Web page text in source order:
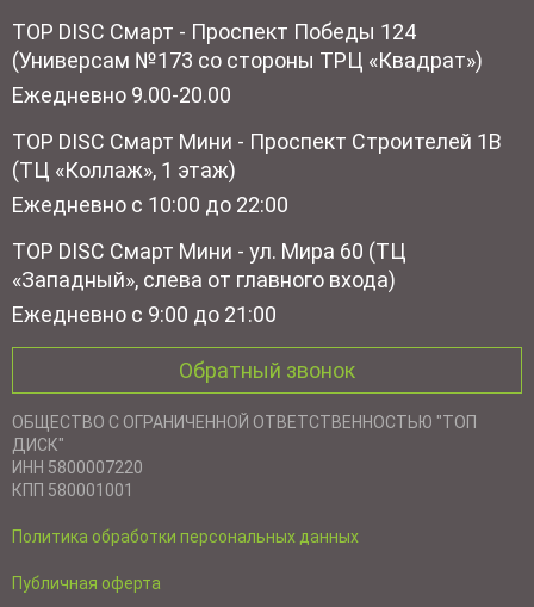
TOP DISC Смарт - Проспект Победы 124
(Универсам №173 со стороны ТРЦ «Квадрат»)
Ежедневно 9.00-20.00
TOP DISC Смарт Мини - Проспект Строителей 1В
(ТЦ «Коллаж», 1 этаж)
Ежедневно с 10:00 до 22:00
TOP DISC Смарт Мини - ул. Мира 60 (ТЦ
«Западный», слева от главного входа)
Ежедневно с 9:00 до 21:00
Обратный звонок
ОБЩЕСТВО С ОГРАНИЧЕННОЙ ОТВЕТСТВЕННОСТЬЮ "ТОП
ДИСК"
ИНН 5800007220
КПП 580001001
Политика обработки персональных данных
Публичная оферта